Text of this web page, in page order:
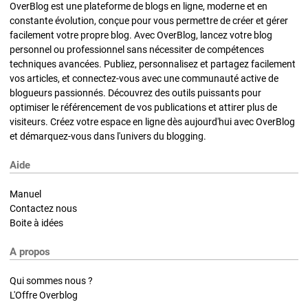
OverBlog est une plateforme de blogs en ligne, moderne et en
constante évolution, conçue pour vous permettre de créer et gérer
facilement votre propre blog. Avec OverBlog, lancez votre blog
personnel ou professionnel sans nécessiter de compétences
techniques avancées. Publiez, personnalisez et partagez facilement
vos articles, et connectez-vous avec une communauté active de
blogueurs passionnés. Découvrez des outils puissants pour
optimiser le référencement de vos publications et attirer plus de
visiteurs. Créez votre espace en ligne dès aujourd'hui avec OverBlog
et démarquez-vous dans l'univers du blogging.
Aide
Manuel
Contactez nous
Boite à idées
A propos
Qui sommes nous ?
L'Offre Overblog